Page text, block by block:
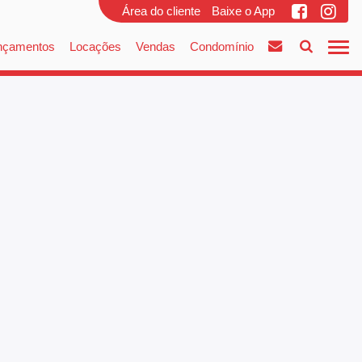
Área do cliente Baixe o App
Locações Vendas Condomínio